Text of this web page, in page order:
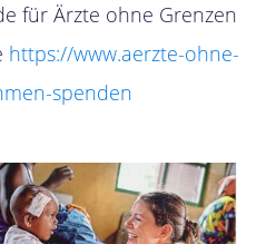
für Ärzte ohne Grenzen
https://www.aerzte-ohne-
spenden